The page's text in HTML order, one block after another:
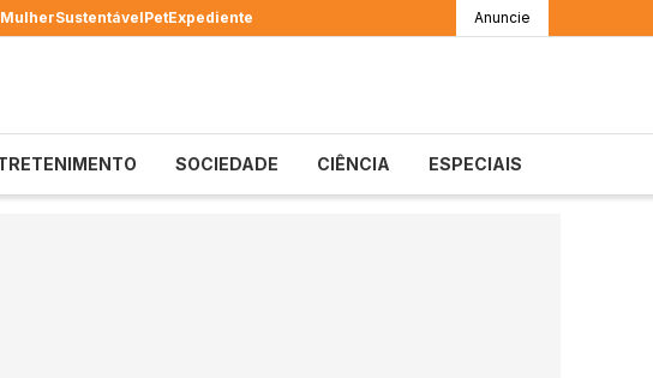
MulherSustentávelPetExpediente Anuncie
SOCIEDADE CIÊNCIA ESPECIAIS